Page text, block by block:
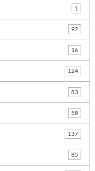
1
92
16
124
83
58
137
85